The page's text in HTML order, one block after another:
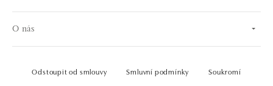
O nás
Odstoupit od smlouvy Smluvní podmínky Soukromí